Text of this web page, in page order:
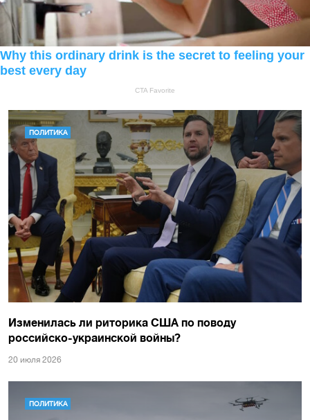
ПОЛИТИКА
Изменилась ли риторика США по поводу
российско-украинской войны?
20 июля 2026
ПОЛИТИКА